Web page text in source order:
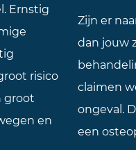
Ernstig
risico
groot
en
Zijn er
dan jouw
claimen
ongeval.
een